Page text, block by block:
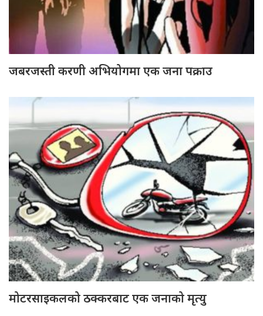
जबरजस्ती करणी अभियोगमा एक जना पक्राउ
मोटरसाइकलको ठक्करबाट एक जनाको मृत्यु